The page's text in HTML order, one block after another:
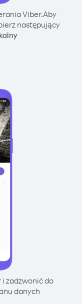
Viber.Aby
następujący
zadzwonić do
danych